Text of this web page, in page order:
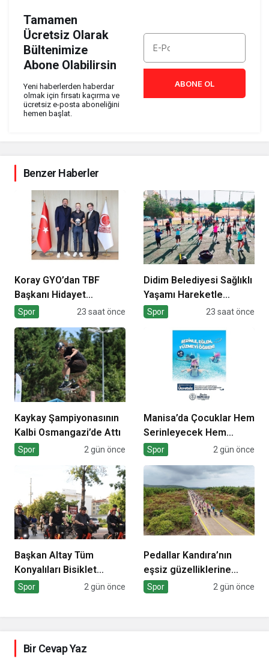
Tamamen
Ücretsiz Olarak
Bültenimize
Abone Olabilirsin
Yeni haberlerden haberdar
olmak için fırsatı kaçırma ve
ücretsiz e-posta aboneliğini
hemen başlat.
ABONE OL
Benzer Haberler
Koray GYO’dan TBF
Başkanı Hidayet
Türkoğlu’na ziyaret
Spor 23 saat önce
Didim Belediyesi Sağlıklı
Yaşamı Hareketle
Destekliyor
Spor 23 saat önce
Kaykay Şampiyonasının
Kalbi Osmangazi’de Attı
Spor 2 gün önce
Manisa’da Çocuklar Hem
Serinleyecek Hem
Yüzme Öğrenecek
Spor 2 gün önce
Başkan Altay Tüm
Konyalıları Bisiklet
Festivali’ne Davet Etti
Spor 2 gün önce
Pedallar Kandıra’nın
eşsiz güzelliklerine
çevrilecek
Spor 2 gün önce
Bir Cevap Yaz